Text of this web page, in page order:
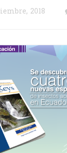
2018